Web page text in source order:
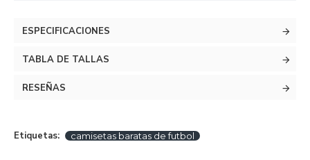
ESPECIFICACIONES
TABLA DE TALLAS
RESEÑAS
Etiquetas: camisetas baratas de futbol